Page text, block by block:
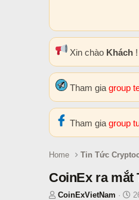
Xin chào Khách
Tham gia group
Tham gia group
Home Tin Tức
CoinEx ra
T
CoinExVietNam
N